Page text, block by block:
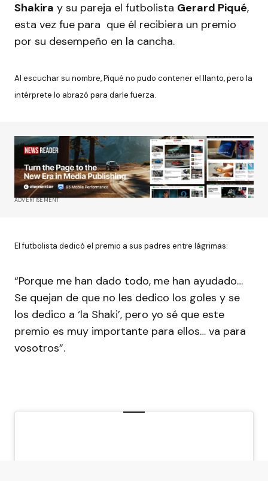
Shakira y su pareja el futbolista Gerard Piqué,
esta vez fue para que él recibiera un premio
por su desempeño en la cancha.
Al escuchar su nombre, Piqué no pudo contener el llanto, pero la
intérprete lo abrazó para darle fuerza.
ADVERTISEMENT
El futbolista dedicó el premio a sus padres entre lágrimas:
“Porque me han dado todo, me han ayudado…
Se quejan de que no les dedico los goles y se
los dedico a ‘la Shaki’, pero yo sé que este
premio es muy importante para ellos… va para
vosotros”.